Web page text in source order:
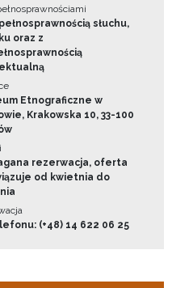
słuchu,
oraz z
Etnograficzne w
Krakowska 10, 33-100
rezerwacja, oferta
od kwietnia do
(+48) 14 622 06 25